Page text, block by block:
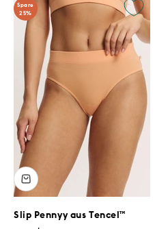
Spare
25%
Slip Pennyy aus Tencel™